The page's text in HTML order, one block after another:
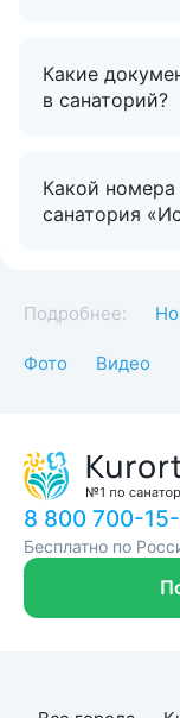
Какие
в санаторий?
Какой номера
санатория
Подробнее:
Фото Видео
8 800 700-
Бесплатно по